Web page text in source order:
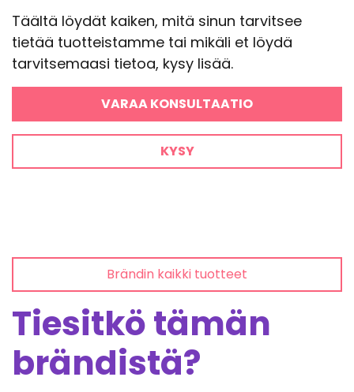
Täältä löydät kaiken, mitä sinun tarvitsee
tietää tuotteistamme tai mikäli et löydä
tarvitsemaasi tietoa, kysy lisää.
VARAA KONSULTAATIO
KYSY
Brändin kaikki tuotteet
Tiesitkö tämän
brändistä?